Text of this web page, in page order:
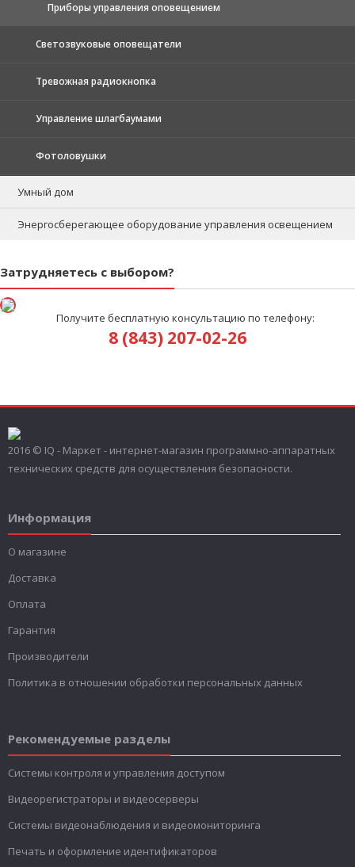
Приборы управления оповещением
Светозвуковые оповещатели
Тревожная радиокнопка
Управление шлагбаумами
Фотоловушки
Умный дом
Энергосберегающее оборудование управления освещением
Затрудняетесь с выбором?
Получите бесплатную консультацию по телефону:
8 (843) 207-02-26
2016 © IQ - Маркет - интернет-магазин программно-аппаратных
технических средств для осуществления безопасности.
Информация
О магазине
Доставка
Оплата
Гарантия
Производители
Политика в отношении обработки персональных данных
Рекомендуемые разделы
Системы контроля и управления доступом
Видеорегистраторы и видеосерверы
Системы видеонаблюдения и видеомониторинга
Печать и оформление идентификаторов